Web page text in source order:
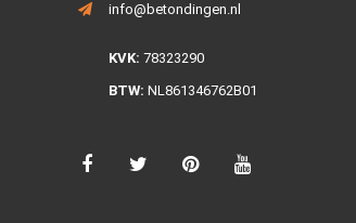
info@betondingen.nl
KVK: 78323290
BTW: NL861346762B01